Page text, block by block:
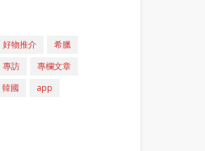
好物推介
希臘
專訪
專欄文章
韓國 app